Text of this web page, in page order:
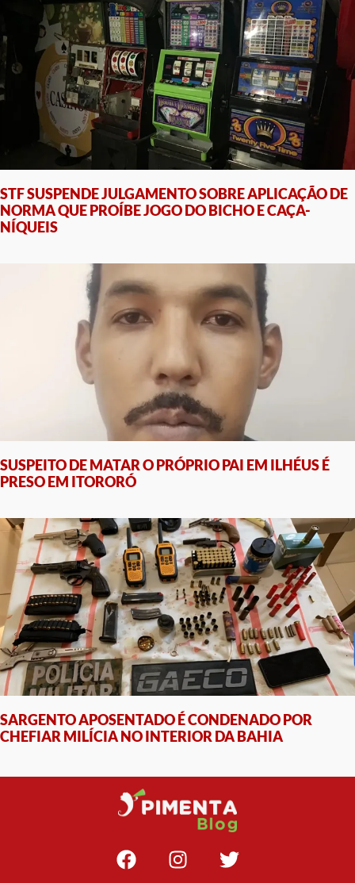
STF SUSPENDE JULGAMENTO SOBRE APLICAÇÃO DE
NORMA QUE PROÍBE JOGO DO BICHO E CAÇA-
NÍQUEIS
SUSPEITO DE MATAR O PRÓPRIO PAI EM ILHÉUS É
PRESO EM ITORORÓ
SARGENTO APOSENTADO É CONDENADO POR
CHEFIAR MILÍCIA NO INTERIOR DA BAHIA